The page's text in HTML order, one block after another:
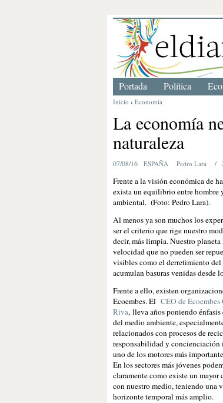
Inicio › Economía
La economía
naturaleza
07/08/16 ESPAÑA Pedro Lara /
Frente a la visión económica de
exista un equilibrio entre hombre
ambiental. (Foto: Pedro Lara).
Al menos ya son muchos los
ser el criterio que rige nuestro
decir, más limpia. Nuestro
velocidad que no pueden ser
visibles como el derretimiento del
acumulan basuras venidas desde
Frente a ello, existen
Ecoembes. El CEO de
Riva, lleva años poniendo
del medio ambiente,
relacionados con procesos de
responsabilidad y
uno de los motores más
En los sectores más jóvenes
claramente como existe un mayor
con nuestro medio, teniendo una
horizonte temporal más amplio.
Portada Política